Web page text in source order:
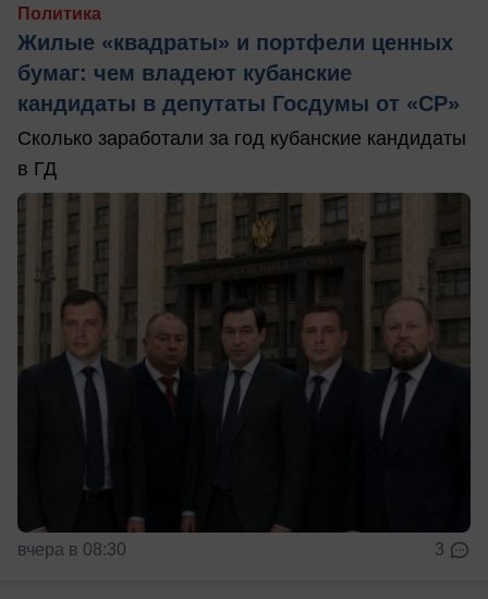
Политика
Жилые «квадраты» и портфели ценных
бумаг: чем владеют кубанские
кандидаты в депутаты Госдумы от «СР»
Сколько заработали за год кубанские кандидаты
в ГД
вчера в 08:30 3